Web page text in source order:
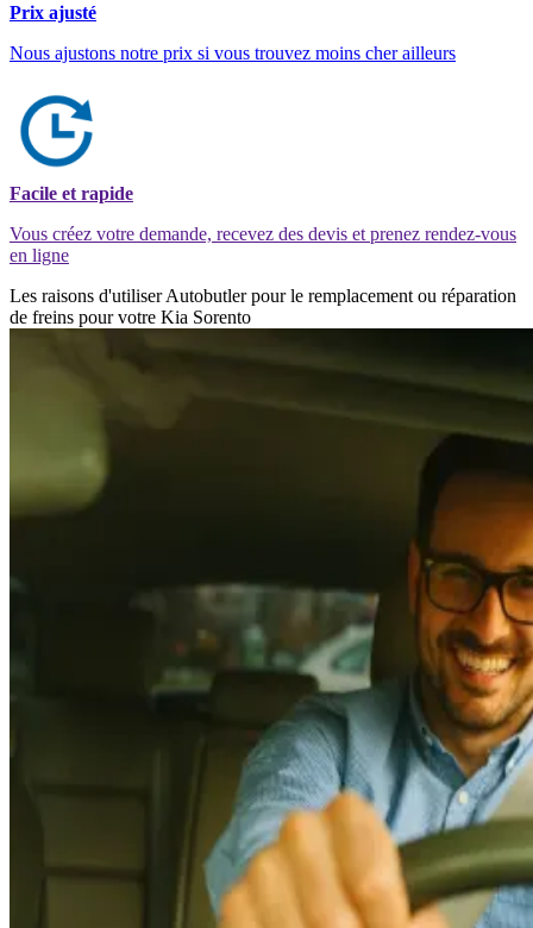
Prix ajusté
Nous ajustons notre prix si vous trouvez moins cher ailleurs
Facile et rapide
Vous créez votre demande, recevez des devis et prenez rendez-vous
en ligne
Les raisons d'utiliser Autobutler pour le remplacement ou réparation
de freins pour votre Kia Sorento